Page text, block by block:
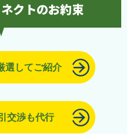
クトのお約束
選してご紹介
交渉も代行